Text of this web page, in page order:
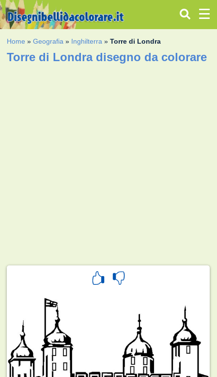
Home »Geografia » Inghilterra »Torre di Londra
Torre di Londra disegno da colorare